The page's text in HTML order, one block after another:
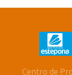
Centro de